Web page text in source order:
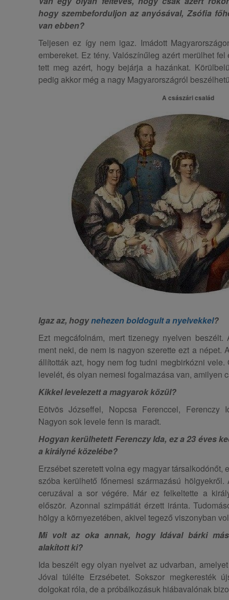
hogy szembeforduljon az anyósával, Zsófia
van ebben?
Teljesen ez így nem igaz. Imádott
embereket. Ez tény. Valószínűleg azért merülhet
tett meg azért, hogy bejárja a hazánkat.
pedig akkor még a nagy Magyarországról
A császári család
Igaz az, hogynehezen boldogult a nyelvekkel?
Ezt megcáfolnám, mert tizenegy nyelven
ment neki, de nem is nagyon szerette ezt a népet.
állították azt, hogy nem fog tudni megbirkózni
levelét, és olyan nemesi fogalmazása van, amilyen
Kikkel levelezett a magyarok közül?
Eötvös Józseffel, Nopcsa Ferenccel, Ferenczy
Nagyon sok levele fenn is maradt.
Hogyan kerülhetett Ferenczy Ida, ez a 23 éves
a királyné közelébe?
Erzsébet szeretett volna egy magyar társalkodónőt,
szóba kerülhető főnemesi származású
ceruzával a sor végére. Már ez felkeltette a
először. Azonnal szimpátiát érzett iránta.
hölgy a környezetében, akivel tegező viszonyban
Mi volt az oka annak, hogy Idával bárki
alakított ki?
Ida beszélt egy olyan nyelvet az udvarban,
Jóval túlélte Erzsébetet. Sokszor megkeresték
dolgokat róla, de a próbálkozásuk hiábavalónak